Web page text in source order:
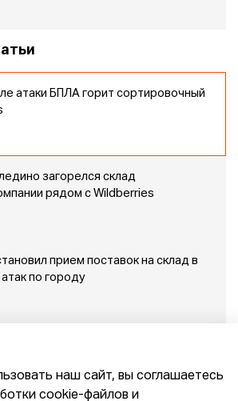
атаки БПЛА горит сортировочный
загорелся склад
рядом с Wildberries
прием поставок на склад в
по городу
наш сайт, вы соглашаетесь
cookie-файлов и